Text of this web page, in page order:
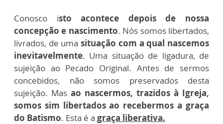
Conosco isto acontece depois de nossa
concepção e nascimento. Nós somos libertados,
livrados, de umasituação com a qual nascemos
inevitavelmente. Uma situação de ligadura, de
sujeição ao Pecado Original. Antes de sermos
concebidos, não somos preservados desta
sujeição. Mas ao nascermos, trazidos à Igreja,
somos sim libertados ao recebermos a graça
do Batismo. Esta é a graça liberativa.